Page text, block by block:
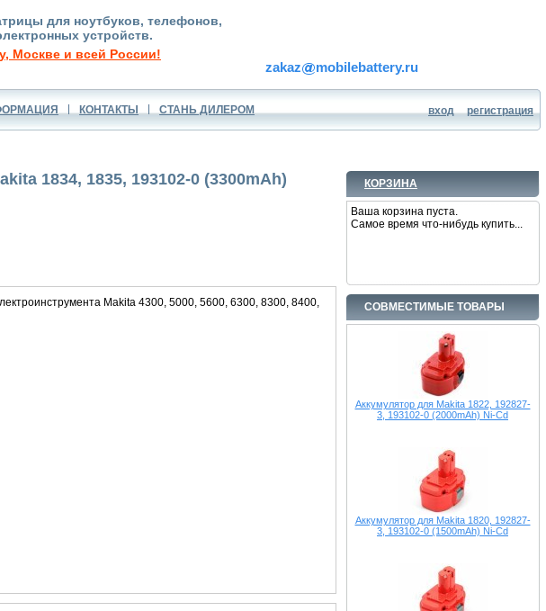
для ноутбуков, телефонов,
устройств.
Москве и всей России!
zakaz mobilebattery.ru
КОНТАКТЫ СТАНЬ ДИЛЕРОМ вход регистрация
КОРЗИНА
Ваша корзина пуста.
Самое время что-нибудь купить...
СОВМЕСТИМЫЕ ТОВАРЫ
Аккумулятор для Makita 1822, 192827-
3, 193102-0 (2000mAh) Ni-Cd
Аккумулятор для Makita 1820, 192827-
3, 193102-0 (1500mAh) Ni-Cd
1834, 1835, 193102-0 (3300mAh)
Makita 4300, 5000, 5600, 6300, 8300, 8400,